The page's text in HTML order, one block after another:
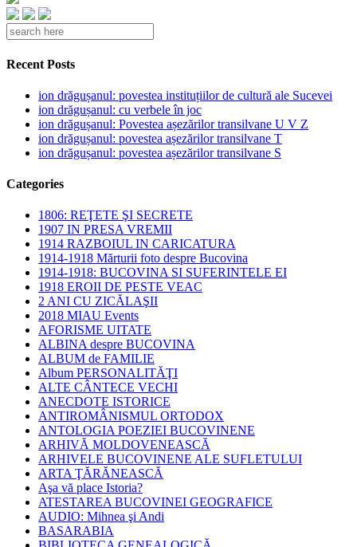
Recent Posts
ion drăgușanul: povestea instituțiilor de cultură ale Sucevei
ion drăgușanul: cu verbele în joc
ion drăgușanul: Povestea așezărilor transilvane U V Z
ion drăgușanul: povestea așezărilor transilvane T
ion drăgușanul: povestea așezărilor transilvane S
Categories
1806: REŢETE ŞI SECRETE
1907 IN PRESA VREMII
1914 RAZBOIUL IN CARICATURA
1914-1918 Mărturii foto despre Bucovina
1914-1918: BUCOVINA SI SUFERINTELE EI
1918 EROII DE PESTE VEAC
2 ANI CU ZICĂLAŞII
2018 MIAU Events
AFORISME UITATE
ALBINA despre BUCOVINA
ALBUM de FAMILIE
Album PERSONALITĂŢI
ALTE CÂNTECE VECHI
ANECDOTE ISTORICE
ANTIROMÂNISMUL ORTODOX
ANTOLOGIA POEZIEI BUCOVINENE
ARHIVĂ MOLDOVENEASCĂ
ARHIVELE BUCOVINENE ALE SUFLETULUI
ARTA ŢĂRĂNEASCĂ
Aşa vă place Istoria?
ATESTAREA BUCOVINEI GEOGRAFICE
AUDIO: Mihnea şi Andi
BASARABIA